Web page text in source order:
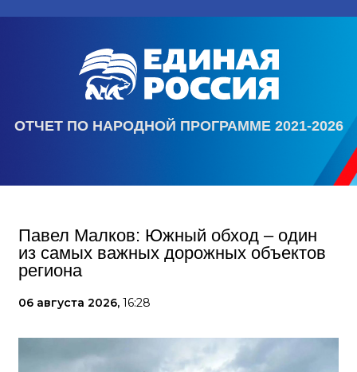
ОТЧЕТ ПО НАРОДНОЙ ПРОГРАММЕ 2021-2026
Павел Малков: Южный обход – один
из самых важных дорожных объектов
региона
06 августа 2026, 16:28